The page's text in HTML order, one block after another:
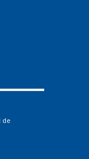
de